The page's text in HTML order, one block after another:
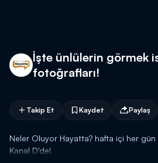
İşte ünlülerin görmek
fotoğrafları!
Takip Et Kaydet Paylaş
Neler Oluyor Hayatta? hafta içi her gün
Kanal D'de!